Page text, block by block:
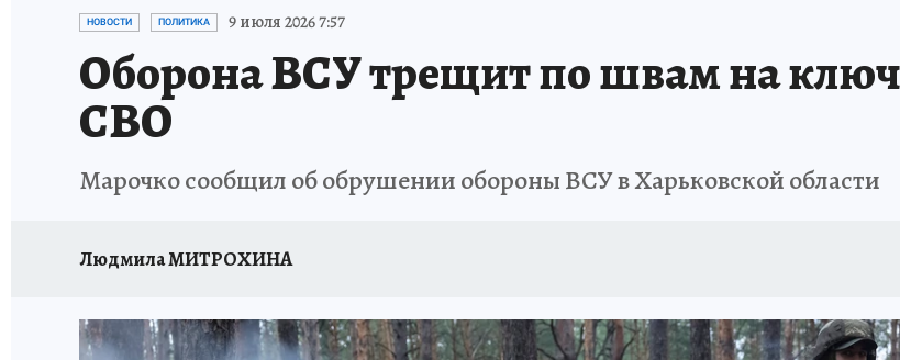
ИСПЫТАНО НА СЕБЕ
НОВОСТИ ПОЛИТИКА 9 июля 2026 7:57
Оборона ВСУ трещит по швам на
СВО
Марочко сообщил об обрушении обороны ВСУ в Харьковской области
Людмила МИТРОХИНА